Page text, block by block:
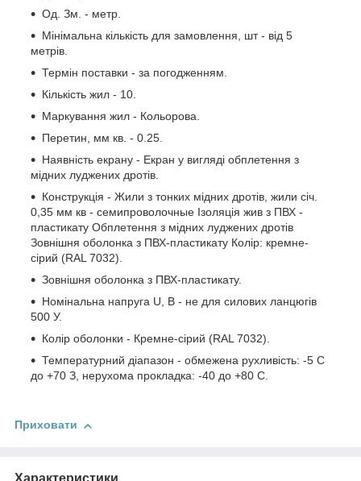
Од. Зм. - метр.
Мінімальна кількість для замовлення, шт - від 5
метрів.
Термін поставки - за погодженням.
Кількість жил - 10.
Маркування жил - Кольорова.
Перетин, мм кв. - 0.25.
Наявність екрану - Екран у вигляді обплетення з
мідних луджених дротів.
Конструкція - Жили з тонких мідних дротів, жили січ.
0,35 мм кв - семипроволочные Ізоляція жив з ПВХ -
пластикату Обплетення з мідних луджених дротів
Зовнішня оболонка з ПВХ-пластикату Колір: кремне-
сірий (RAL 7032).
Зовнішня оболонка з ПВХ-пластикату.
Номінальна напруга U, В - не для силових ланцюгів
500 У.
Колір оболонки - Кремне-сірий (RAL 7032).
Температурний діапазон - обмежена рухливість: -5 С
до +70 З, нерухома прокладка: -40 до +80 С.
Приховати
Характеристики